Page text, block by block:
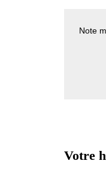
Note
Votre